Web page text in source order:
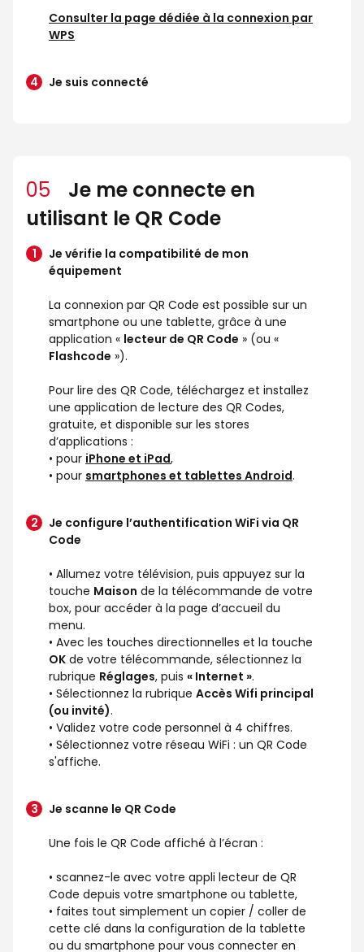
Consulter la page dédiée à la connexion par
WPS
Je suis connecté
05
Je me connecte en
utilisant le QR Code
Je vérifie la compatibilité de mon
équipement
La connexion par QR Code est possible sur un
smartphone ou une tablette, grâce à une
application « lecteur de QR Code » (ou «
Flashcode »).
Pour lire des QR Code, téléchargez et installez
une application de lecture des QR Codes,
gratuite, et disponible sur les stores
d’applications :
• pour iPhone et iPad,
• pour smartphones et tablettes Android.
Je configure l’authentification WiFi via QR
Code
• Allumez votre télévision, puis appuyez sur la
touche Maison de la télécommande de votre
box, pour accéder à la page d’accueil du
menu.
• Avec les touches directionnelles et la touche
OK de votre télécommande, sélectionnez la
rubrique Réglages, puis « Internet ».
• Sélectionnez la rubrique Accès Wifi principal
(ou invité).
• Validez votre code personnel à 4 chiffres.
• Sélectionnez votre réseau WiFi : un QR Code
s'affiche.
Je scanne le QR Code
Une fois le QR Code affiché à l’écran :
• scannez-le avec votre appli lecteur de QR
Code depuis votre smartphone ou tablette,
• faites tout simplement un copier / coller de
cette clé dans la configuration de la tablette
ou du smartphone pour vous connecter en